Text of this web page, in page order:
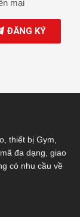
mại
ĐĂNG KÝ
thiết bị Gym,
đa dạng, giao
có nhu cầu về